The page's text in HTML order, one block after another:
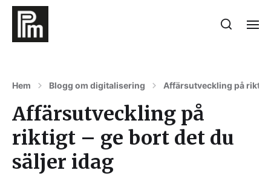
Hem Blogg om digitalisering Affärsutveckling på
Affärsutveckling på
riktigt – ge bort det du
säljer idag